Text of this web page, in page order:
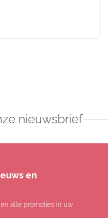
nieuwsbrief
en
alle promoties in uw